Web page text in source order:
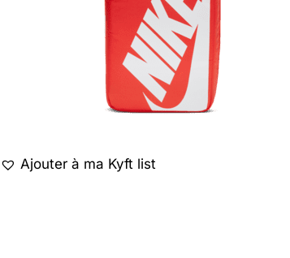
Ajouter à ma Kyft list